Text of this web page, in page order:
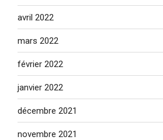
avril 2022
mars 2022
février 2022
janvier 2022
décembre 2021
novembre 2021